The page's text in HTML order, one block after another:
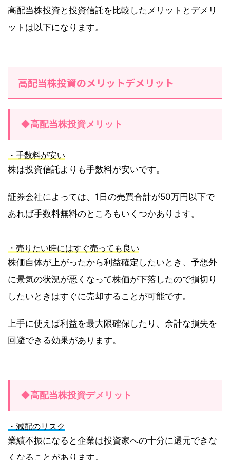
高配当株投資と投資信託を比較したメリットとデメリ
ットは以下になります。
高配当株投資のメリットデメリット
◆高配当株投資メリット
・手数料が安い
株は投資信託よりも手数料が安いです。
証券会社によっては、1日の売買合計が50万円以下で
あれば手数料無料のところもいくつかあります。
・売りたい時にはすぐ売っても良い
株価自体が上がったから利益確定したいとき、予想外
に景気の状況が悪くなって株価が下落したので損切り
したいときはすぐに売却することが可能です。
上手に使えば利益を最大限確保したり、余計な損失を
回避できる効果があります。
◆高配当株投資デメリット
・減配のリスク
業績不振になると企業は投資家への十分に還元できな
くなることがあります。